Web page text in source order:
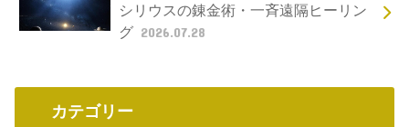
シリウスの錬金術・一斉遠隔ヒーリン
グ 2026.07.28
カテゴリー